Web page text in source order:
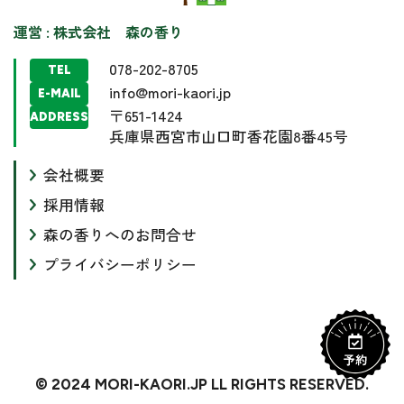
運営 : 株式会社 森の香り
TEL 078-202-8705
E-MAIL info@mori-kaori.jp
ADDRESS
〒651-1424
兵庫県西宮市山口町香花園8番45号
会社概要
採用情報
森の香りへのお問合せ
プライバシーポリシー
© 2024 MORI-KAORI.JP LL RIGHTS RESERVED.